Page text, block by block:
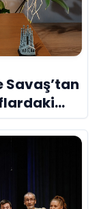
Savaş’tan